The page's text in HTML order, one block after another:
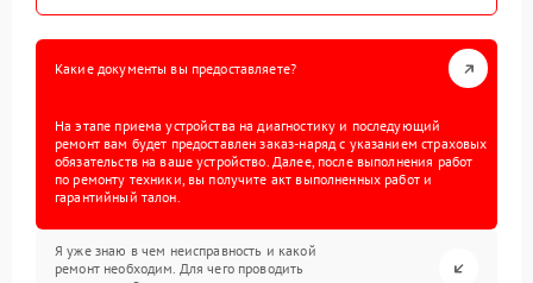
Какие документы вы предоставляете?
На этапе приема устройства на диагностику и последующий
ремонт вам будет предоставлен заказ-наряд с указанием страховых
обязательств на ваше устройство. Далее, после выполнения работ
по ремонту техники, вы получите акт выполненных работ и
гарантийный талон.
Я уже знаю в чем неисправность и какой
ремонт необходим. Для чего проводить